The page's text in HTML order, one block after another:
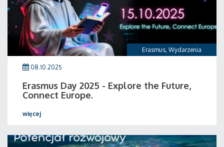
Erasmus, Wydarzenia
08.10.2025
Erasmus Day 2025 - Explore the Future,
Connect Europe.
więcej